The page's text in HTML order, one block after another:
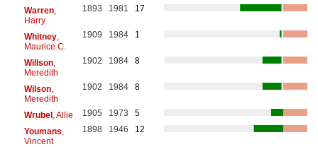
Warren,
Harry
1893 1981 17
Whitney,
Maurice C.
1909 1984 1
Willson,
Meredith
1902 1984 8
Wilson,
Meredith
1902 1984 8
Wrubel, Allie 1905 1973
5
Youmans
Vincent
1898 1946 12